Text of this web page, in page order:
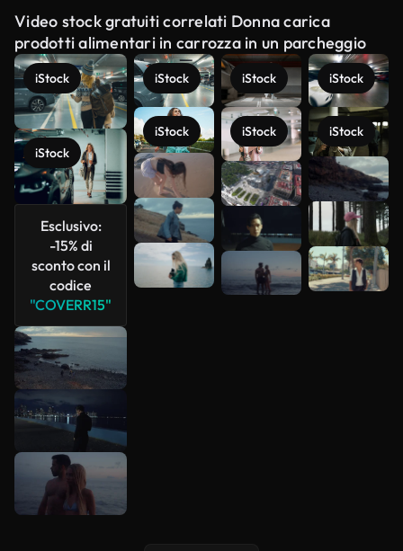
Video stock gratuiti correlati Donna carica
prodotti alimentari in carrozza in un parcheggio
iStock
iStock
Esclusivo:
-15% di
sconto con il
codice
"COVERR15"
iStock
iStock
iStock
iStock
iStock
iStock
Scopri di
più